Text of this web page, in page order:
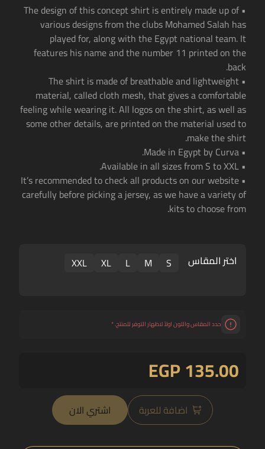
• The design of this concept shirt is entirely made up of
various designs from the clubs Mohamed Salah has
played for, along with the Egypt national team. It
features his name and the number 11 printed on the
back.
• The shirt is made of breathable and lightweight
material, called cloth mesh, that gives a comfortable
feeling while wearing it. All logos on the shirt, as well as
some other details, are printed on the material used to
make the shirt.
• Made in Egypt by Curva.
• Available in all sizes from S to XXL.
• It’s recommended to check all products on our website
carefully before picking a jersey, as we have a variety of
kits to choose from.
اختر المقاس S
M
L
XL
XXL
حدد المقاس واللون اولاً لاظهار التوفر للمنتج.*
EGP 135.00
اضافة للعربة اشتري الان